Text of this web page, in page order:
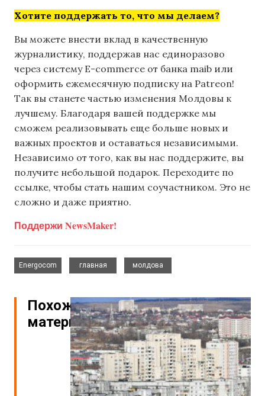
Хотите поддержать то, что мы делаем?
Вы можете внести вклад в качественную
журналистику, поддержав нас единоразово
через систему E-commerce от банка maib или
оформить ежемесячную подписку на Patreon!
Так вы станете частью изменения Молдовы к
лучшему. Благодаря вашей поддержке мы
сможем реализовывать еще больше новых и
важных проектов и оставаться независимыми.
Независимо от того, как вы нас поддержите, вы
получите небольшой подарок. Переходите по
ссылке, чтобы стать нашим соучастником. Это не
сложно и даже приятно.
Поддержи NewsMaker!
Energocom
главная
молдова
Похожие
материалы